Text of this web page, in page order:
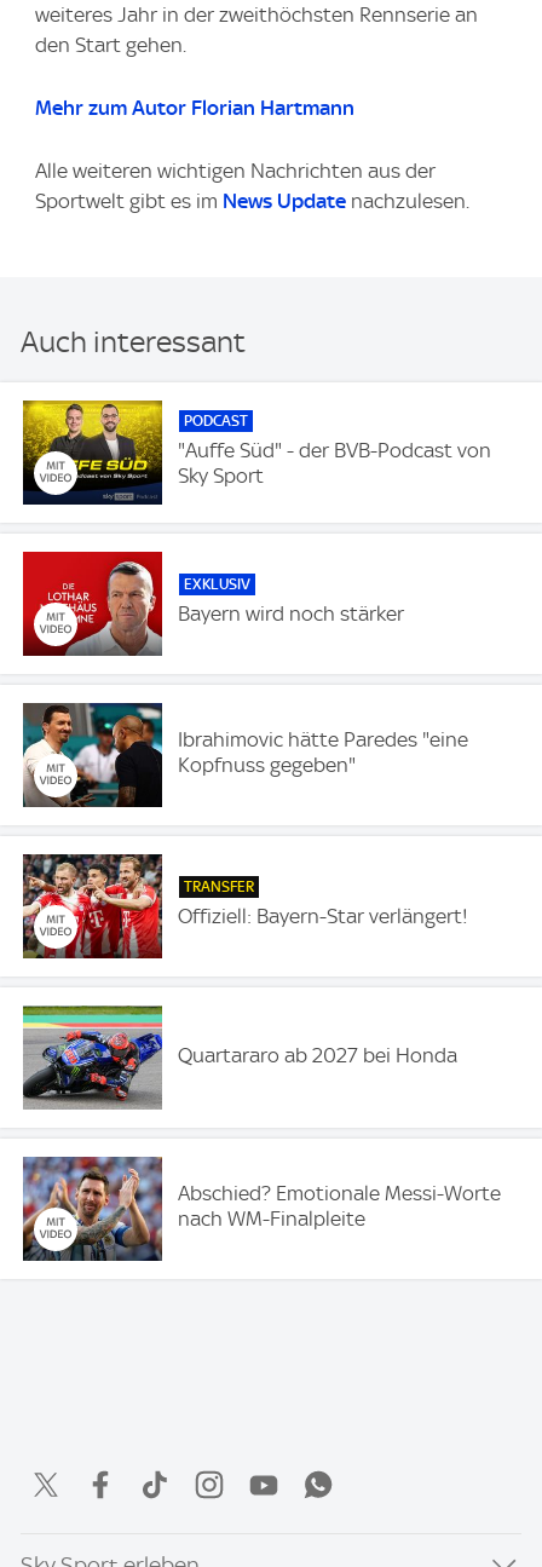
weiteres Jahr in der zweithöchsten Rennserie an
den Start gehen.
Mehr zum Autor Florian Hartmann
Alle weiteren wichtigen Nachrichten aus der
Sportwelt gibt es im News Update nachzulesen.
Auch interessant
PODCAST
"Auffe Süd" - der BVB-Podcast von
Sky Sport
EXKLUSIV
Bayern wird noch stärker
Ibrahimovic hätte Paredes "eine
Kopfnuss gegeben"
TRANSFER
Offiziell: Bayern-Star verlängert!
Quartararo ab 2027 bei Honda
Abschied? Emotionale Messi-Worte
nach WM-Finalpleite